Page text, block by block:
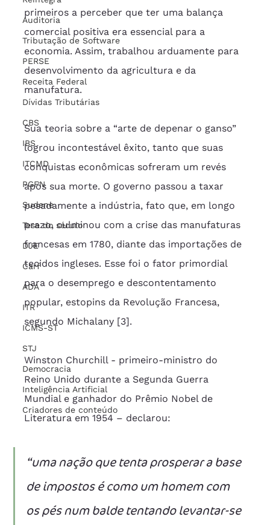
Auditoria
Tributação de Software
PERSE
Receita Federal
Dívidas Tributárias
CBS
IBS
ITCMD
PGFN
Sudene
Tese do século
DJE
Carf
ADA
ITR
ICMS-ST
STJ
Democracia
Inteligência Artificial
Criadores de conteúdo
primeiros a perceber que ter uma balança
comercial positiva era essencial para a
economia. Assim, trabalhou arduamente para
desenvolvimento da agricultura e da
manufatura.
Sua teoria sobre a “arte de depenar o ganso”
logrou incontestável êxito, tanto que suas
conquistas econômicas sofreram um revés
após sua morte. O governo passou a taxar
pesadamente a indústria, fato que, em longo
prazo, culminou com a crise das manufaturas
francesas em 1780, diante das importações de
tecidos ingleses. Esse foi o fator primordial
para o desemprego e descontentamento
popular, estopins da Revolução Francesa,
segundo Michalany [3].
Winston Churchill - primeiro-ministro do
Reino Unido durante a Segunda Guerra
Mundial e ganhador do Prêmio Nobel de
Literatura em 1954 – declarou:
“uma nação que tenta prosperar a base
de impostos é como um homem com
os pés num balde tentando levantar-se